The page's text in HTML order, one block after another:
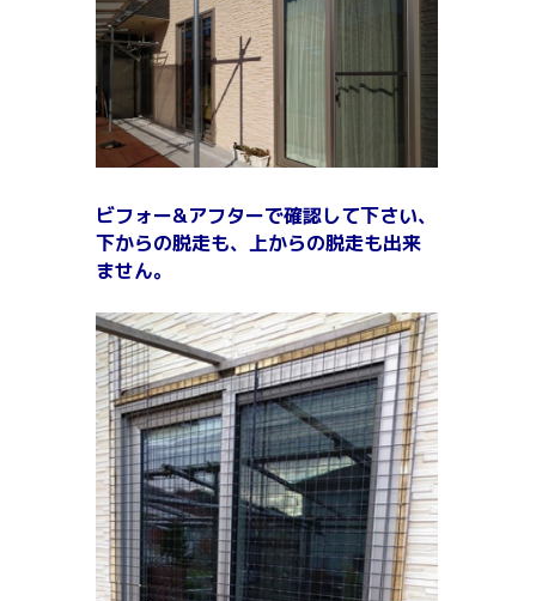
ビフォー&アフターで確認して下さい、
下からの脱走も、上からの脱走も出来
ません。